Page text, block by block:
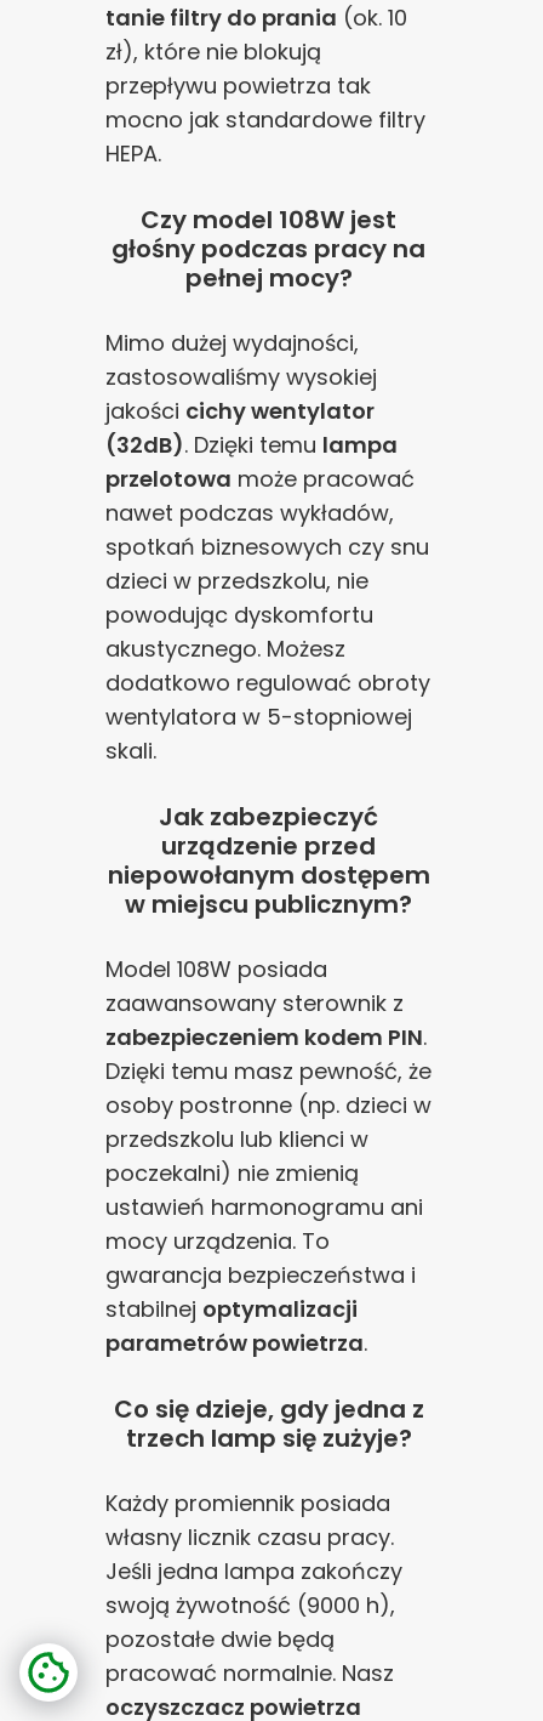
tanie filtry do prania (ok. 10
zł), które nie blokują
przepływu powietrza tak
mocno jak standardowe filtry
HEPA.
Czy model 108W jest
głośny podczas pracy na
pełnej mocy?
Mimo dużej wydajności,
zastosowaliśmy wysokiej
jakości cichy wentylator
(32dB). Dzięki temu lampa
przelotowa może pracować
nawet podczas wykładów,
spotkań biznesowych czy snu
dzieci w przedszkolu, nie
powodując dyskomfortu
akustycznego. Możesz
dodatkowo regulować obroty
wentylatora w 5-stopniowej
skali.
Jak zabezpieczyć
urządzenie przed
niepowołanym dostępem
w miejscu publicznym?
Model 108W posiada
zaawansowany sterownik z
zabezpieczeniem kodem PIN.
Dzięki temu masz pewność, że
osoby postronne (np. dzieci w
przedszkolu lub klienci w
poczekalni) nie zmienią
ustawień harmonogramu ani
mocy urządzenia. To
gwarancja bezpieczeństwa i
stabilnej optymalizacji
parametrów powietrza.
Co się dzieje, gdy jedna z
trzech lamp się zużyje?
Każdy promiennik posiada
własny licznik czasu pracy.
Jeśli jedna lampa zakończy
swoją żywotność (9000 h),
pozostałe dwie będą
pracować normalnie. Nasz
oczyszczacz powietrza